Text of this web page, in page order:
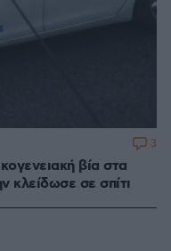
βία στα
κλείδωσε σε σπίτι
3